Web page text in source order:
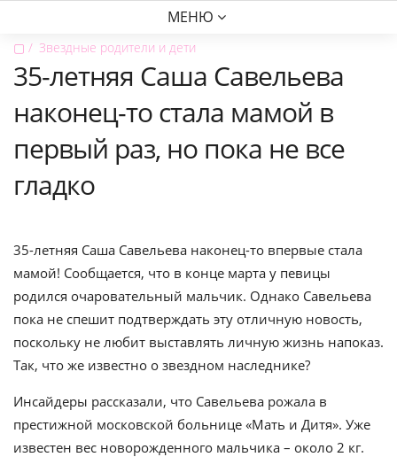
МЕНЮ
▢ Звездные родители и дети
35-летняя Саша Савельева
наконец-то стала мамой в
первый раз, но пока не все
гладко
35-летняя Саша Савельева наконец-то впервые стала
мамой! Сообщается, что в конце марта у певицы
родился очаровательный мальчик. Однако Савельева
пока не спешит подтверждать эту отличную новость,
поскольку не любит выставлять личную жизнь напоказ.
Так, что же известно о звездном наследнике?
Инсайдеры рассказали, что Савельева рожала в
престижной московской больнице «Мать и Дитя». Уже
известен вес новорожденного мальчика – около 2 кг.